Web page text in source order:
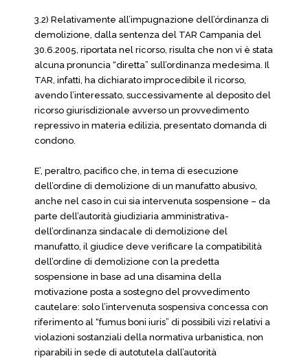
3.2) Relativamente all’impugnazione dell’órdinanza di
demolizione, dalla sentenza del TAR Campania del
30.6.2005, riportata nel ricorso, risulta che non vi è stata
alcuna pronuncia “diretta” sull’ordinanza medesima. Il
TAR, infatti, ha dichiarato improcedibile il ricorso,
avendo l’interessato, successivamente al deposito del
ricorso giurisdizionale avverso un provvedimento
repressivo in materia edilizia, presentato domanda di
condono.
E’, peraltro, pacifico che, in tema di esecuzione
dell’ordine di demolizione di un manufatto abusivo,
anche nel caso in cui sia intervenuta sospensione – da
parte dell’autorità giudiziaria amministrativa-
dell’ordinanza sindacale di demolizione del
manufatto, il giudice deve verificare la compatibilità
dell’ordine di demolizione con la predetta
sospensione in base ad una disamina della
motivazione posta a sostegno del provvedimento
cautelare: solo l’intervenuta sospensiva concessa con
riferimento al “fumus boni iuris” di possibili vizi relativi a
violazioni sostanziali della normativa urbanistica, non
riparabili in sede di autotutela dall’autorità